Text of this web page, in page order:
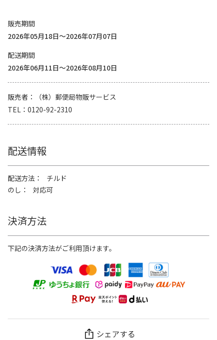
販売期間
2026年05月18日～2026年07月07日
配送期間
2026年06月11日～2026年08月10日
販売者
（株）郵便局物販サービス
TEL
0120-92-2310
配送情報
配送方法
チルド
のし
対応可
決済方法
下記の決済方法がご利用頂けます。
シェアする